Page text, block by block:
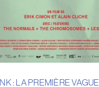
: LA PREMIÈRE VAGUE